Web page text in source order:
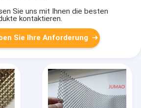
Sie uns mit Ihnen die besten
kontaktieren.
Sie Ihre Anforderung